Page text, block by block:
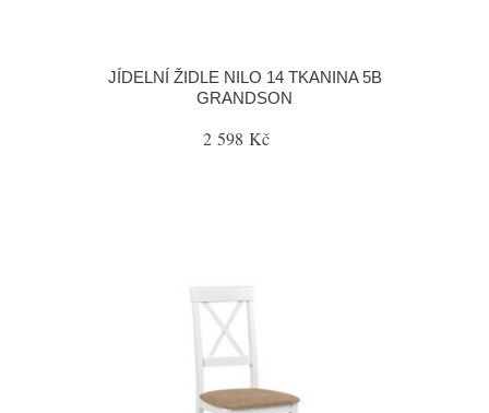
JÍDELNÍ ŽIDLE NILO 14 TKANINA 5B
GRANDSON
2 598 Kč